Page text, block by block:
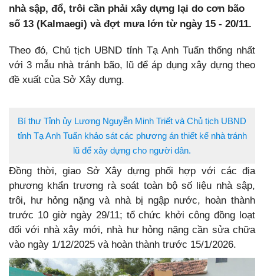
nhà sập, đổ, trôi cần phải xây dựng lại do cơn bão
số 13 (Kalmaegi) và đợt mưa lớn từ ngày 15 - 20/11.
Theo đó, Chủ tịch UBND tỉnh Tạ Anh Tuấn thống nhất
với 3 mẫu nhà tránh bão, lũ để áp dụng xây dựng theo
đề xuất của Sở Xây dựng.
Bí thư Tỉnh ủy Lương Nguyễn Minh Triết và Chủ tịch UBND
tỉnh Tạ Anh Tuấn khảo sát các phương án thiết kế nhà tránh
lũ để xây dựng cho người dân.
Đồng thời, giao Sở Xây dựng phối hợp với các địa
phương khẩn trương rà soát toàn bộ số liệu nhà sập,
trôi, hư hỏng nặng và nhà bị ngập nước, hoàn thành
trước 10 giờ ngày 29/11; tổ chức khởi công đồng loạt
đối với nhà xây mới, nhà hư hỏng nặng cần sửa chữa
vào ngày 1/12/2025 và hoàn thành trước 15/1/2026.